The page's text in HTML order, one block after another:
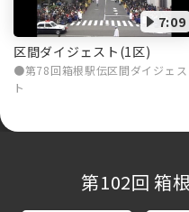
7:09
区間ダイジェスト(1区)
第78回箱根駅伝区間ダイジェス
ト
第102回 箱